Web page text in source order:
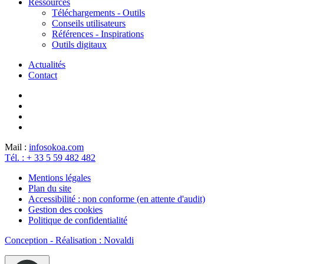
Téléchargements - Outils
Conseils utilisateurs
Références - Inspirations
Outils digitaux
Actualités
Contact
Mail : infosokoa.com
Tél. : + 33 5 59 482 482
Mentions légales
Plan du site
Accessibilité : non conforme (en attente d'audit)
Gestion des cookies
Politique de confidentialité
Conception - Réalisation : Novaldi